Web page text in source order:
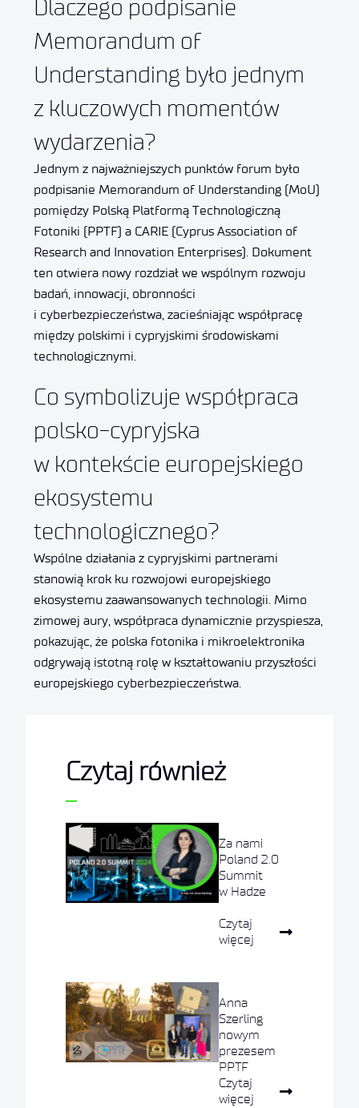
Dlaczego podpisanie
Memorandum of
Understanding było jednym
z kluczowych momentów
wydarzenia?
Jednym z najważniejszych punktów forum było
podpisanie Memorandum of Understanding (MoU)
pomiędzy Polską Platformą Technologiczną
Fotoniki (PPTF) a CARIE (Cyprus Association of
Research and Innovation Enterprises). Dokument
ten otwiera nowy rozdział we wspólnym rozwoju
badań, innowacji, obronności
i cyberbezpieczeństwa, zacieśniając współpracę
między polskimi i cypryjskimi środowiskami
technologicznymi.
Co symbolizuje współpraca
polsko-cypryjska
w kontekście europejskiego
ekosystemu
technologicznego?
Wspólne działania z cypryjskimi partnerami
stanowią krok ku rozwojowi europejskiego
ekosystemu zaawansowanych technologii. Mimo
zimowej aury, współpraca dynamicznie przyspiesza,
pokazując, że polska fotonika i mikroelektronika
odgrywają istotną rolę w kształtowaniu przyszłości
europejskiego cyberbezpieczeństwa.
Czytaj również
Za nami
Poland 2.0
Summit
w Hadze
Czytaj
więcej
Anna
Szerling
nowym
prezesem
PPTF
Czytaj
więcej